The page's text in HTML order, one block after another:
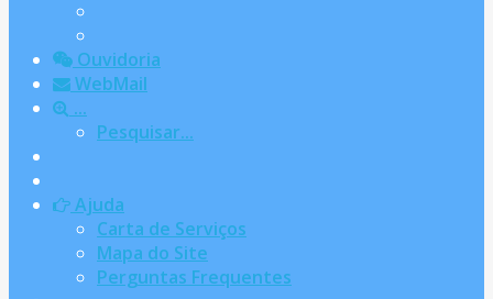
Ouvidoria
WebMail
...
Pesquisar...
Ajuda
Carta de Serviços
Mapa do Site
Perguntas Frequentes